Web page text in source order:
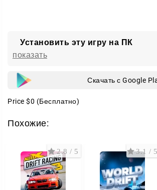
Установить эту игру на ПК
показать
Скачать с Google
Price $0 (Бесплатно)
Похожие:
2.8 / 5 3.1 / 5